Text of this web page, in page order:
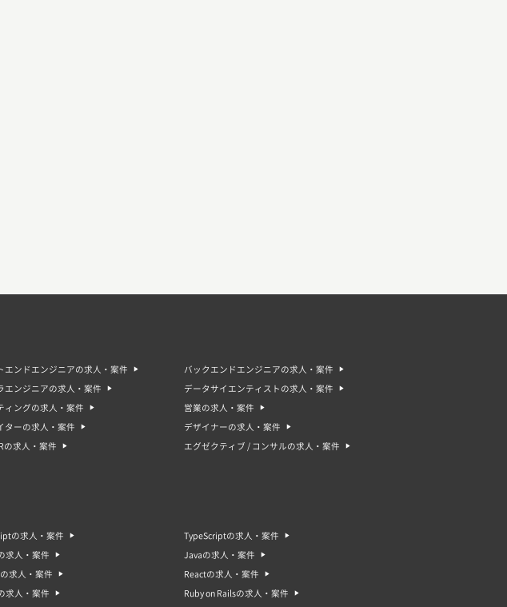
エンドエンジニアの求人・案件 バックエンドエンジニアの求人・案件
エンジニアの求人・案件 データサイエンティストの求人・案件
ィングの求人・案件 営業の求人・案件
ターの求人・案件 デザイナーの求人・案件
の求人・案件 エグゼクティブ / コンサルの求人・案件
の求人・案件 TypeScriptの求人・案件
求人・案件 Javaの求人・案件
求人・案件 Reactの求人・案件
求人・案件 Ruby on Railsの求人・案件